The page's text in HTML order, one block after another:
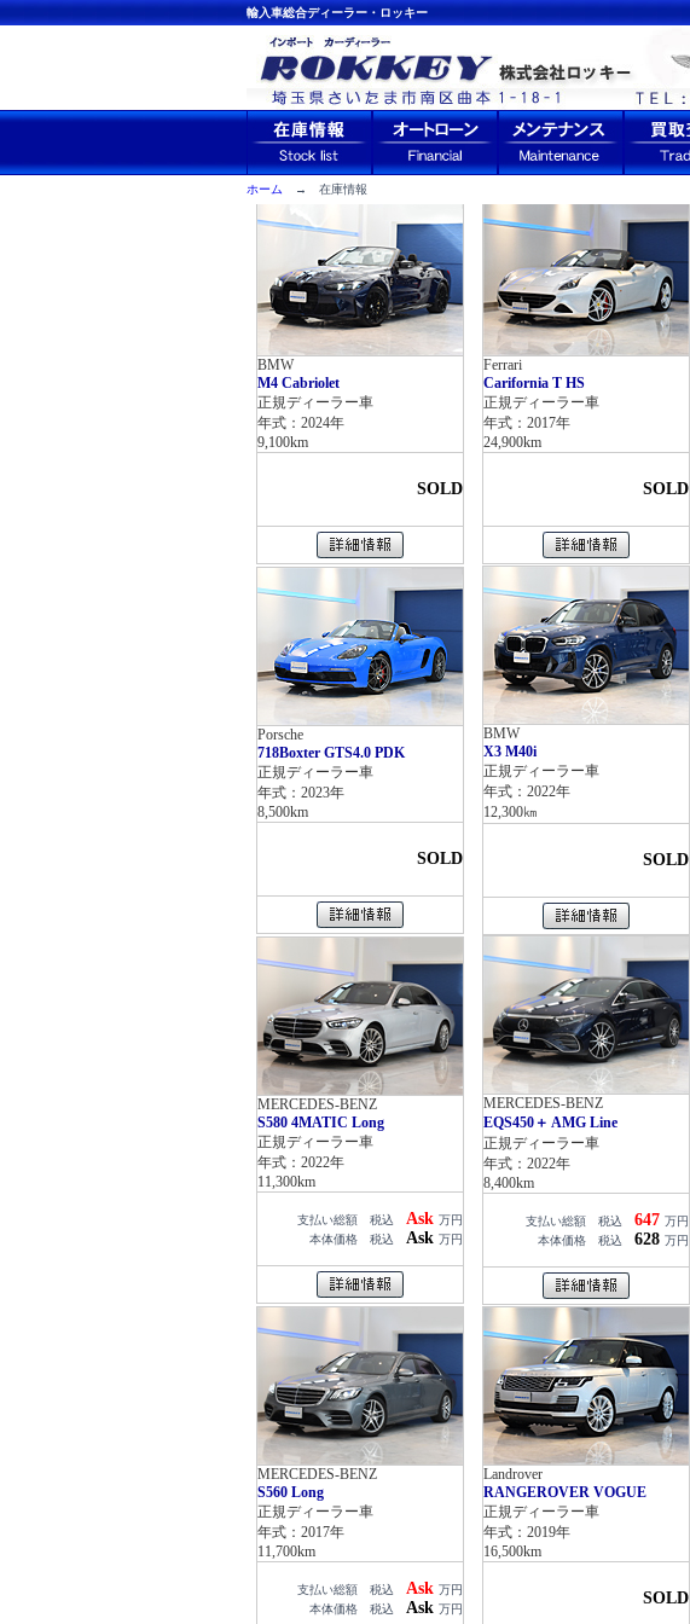
輸入車総合ディーラー・ロッキー
ホーム → 在庫情報
BMW
M4 Cabriolet
正規ディーラー車
年式：2024年
9,100km
SOLD
Ferrari
Carifornia T HS
正規ディーラー車
年式：2017年
24,900km
SOLD
Porsche
718Boxter GTS4.0 PDK
正規ディーラー車
年式：2023年
8,500km
SOLD
BMW
X3 M40i
正規ディーラー車
年式：2022年
12,300㎞
SOLD
MERCEDES-BENZ
S580 4MATIC Long
正規ディーラー車
年式：2022年
11,300km
支払い総額 税込 Ask 万円
本体価格 税込 Ask 万円
MERCEDES-BENZ
EQS450＋ AMG Line
正規ディーラー車
年式：2022年
8,400km
支払い総額 税込 647 万円
本体価格 税込 628 万円
MERCEDES-BENZ
S560 Long
正規ディーラー車
年式：2017年
11,700km
支払い総額 税込 Ask 万円
本体価格 税込 Ask 万円
Landrover
RANGEROVER VOGUE
正規ディーラー車
年式：2019年
16,500km
SOLD